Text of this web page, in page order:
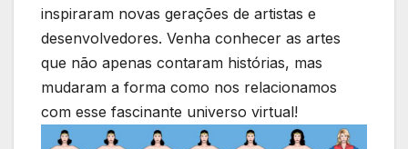
inspiraram novas gerações de artistas e
desenvolvedores. Venha conhecer as artes
que não apenas contaram histórias, mas
mudaram a forma como nos⁢ relacionamos
‌com esse fascinante⁢ universo ⁣virtual!